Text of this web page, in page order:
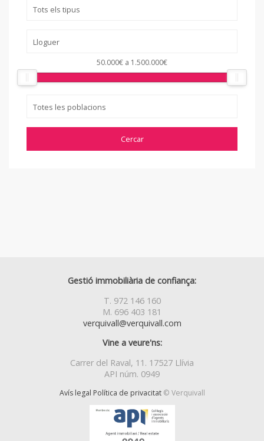
50.000€ a 1.500.000€
Gestió immobiliària de confiança:
T. 972 146 160
M. 696 403 181
verquivall@verquivall.com
Vine a veure'ns:
Carrer del Raval, 11. 17527 Llívia
API núm. 0949
Avís legal Política de privacitat© Verquivall